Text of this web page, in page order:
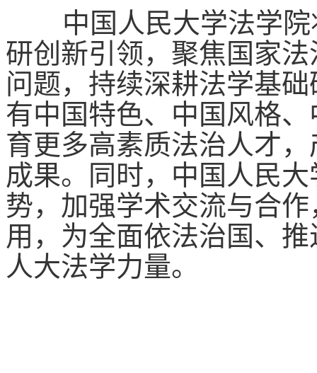
中国人民大学法学院
研创新引领，聚焦国家
问题，持续深耕法学基
有中国特色、中国风格
育更多高素质法治人才
成果。同时， 中国人民
势，加强学术交流与合
用，为全面依法治国、
人大法学力量。